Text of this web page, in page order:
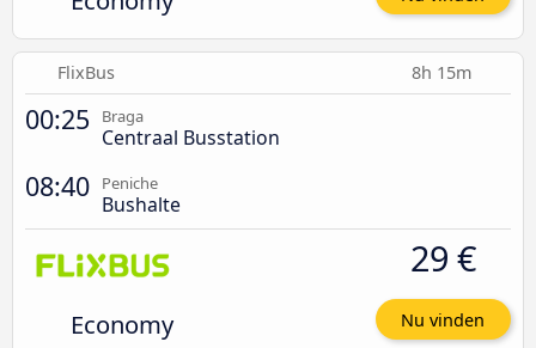
FlixBus 8h 15m
00:25 Braga
Centraal Busstation
08:40 Peniche
Bushalte
Economy
29 €
Nu vinden